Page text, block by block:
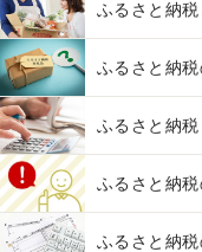
ふるさと納税
ふるさと納
ふるさと納
ふるさと納
ふるさと納